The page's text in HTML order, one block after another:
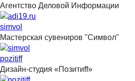
Агентство Деловой Информации
simvol
Мастерская сувениров "Символ"
pozitiff
Дизайн-студия «Позитиff»